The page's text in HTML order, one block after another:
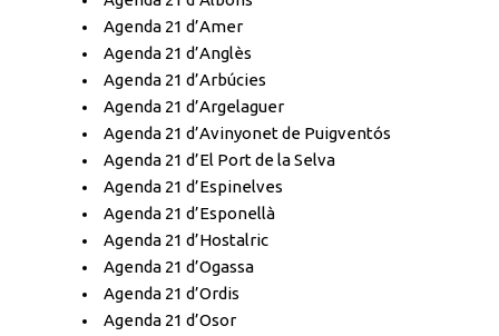
Agenda 21 d’Amer
Agenda 21 d’Anglès
Agenda 21 d’Arbúcies
Agenda 21 d’Argelaguer
Agenda 21 d’Avinyonet de Puigventós
Agenda 21 d’El Port de la Selva
Agenda 21 d’Espinelves
Agenda 21 d’Esponellà
Agenda 21 d’Hostalric
Agenda 21 d’Ogassa
Agenda 21 d’Ordis
Agenda 21 d’Osor